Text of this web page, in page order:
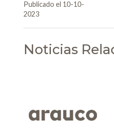
Publicado el 10-10-
2023
Noticias